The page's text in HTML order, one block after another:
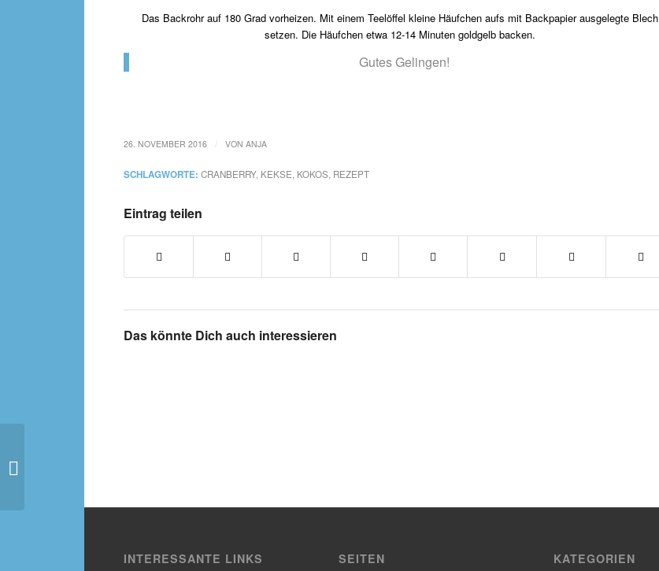
Das Backrohr auf 180 Grad vorheizen. Mit einem Teelöffel kleine Häufchen aufs mit Backpapier ausgelegte Blech
setzen. Die Häufchen etwa 12-14 Minuten goldgelb backen.
Gutes Gelingen!
26. NOVEMBER 2016 VON ANJA
SCHLAGWORTE: CRANBERRY, KEKSE, KOKOS, REZEPT
Eintrag teilen
Das könnte Dich auch interessieren
INTERESSANTE LINKS SEITEN KATEGORIEN